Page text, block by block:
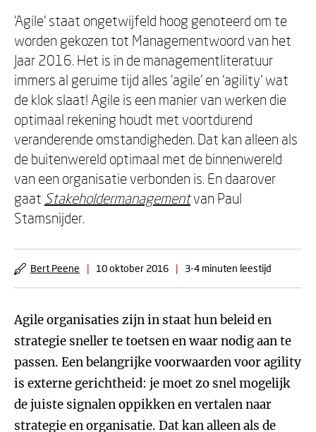
‘Agile’ staat ongetwijfeld hoog genoteerd om te
worden gekozen tot Managementwoord van het
Jaar 2016. Het is in de managementliteratuur
immers al geruime tijd alles ‘agile’ en ‘agility’ wat
de klok slaat! Agile is een manier van werken die
optimaal rekening houdt met voortdurend
veranderende omstandigheden. Dat kan alleen als
de buitenwereld optimaal met de binnenwereld
van een organisatie verbonden is. En daarover
gaat Stakeholdermanagementvan Paul
Stamsnijder.
Bert Peene | 10 oktober 2016 | 3-4 minuten leestijd
Agile organisaties zijn in staat hun beleid en
strategie sneller te toetsen en waar nodig aan te
passen. Een belangrijke voorwaarden voor agility
is externe gerichtheid: je moet zo snel mogelijk
de juiste signalen oppikken en vertalen naar
strategie en organisatie. Dat kan alleen als de